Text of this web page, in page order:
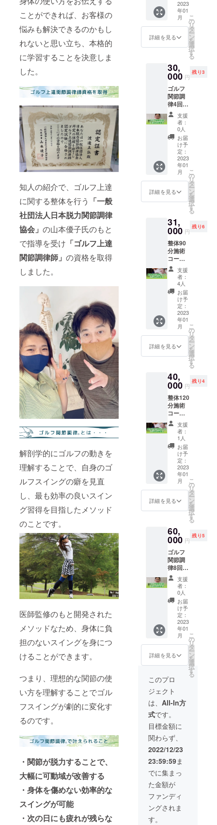
ことができれば、お客様の
悩みも解決できるのかもし
れないと思い立ち、本格的
に学習することを決意しま
した。
知人の紹介で、ゴルフ上達
に関する整体を行う 「一般
社団法人日本脱力関節調律
協会」 の山本優子氏のもと
で指導を受け 「ゴルフ上達
関節調律師」 の資格を取得
しました。
解剖学的にゴルフの動きを
理解することで、自身のゴ
ルフスイングの癖を見直
し、最も効率の良いスイン
グ習得を目指したメソッド
のことです。
医師監修のもと開発された
メソッドなため、身体に負
担のないスイングを身につ
けることができます。
つまり、理想的な関節の使
い方を理解することでゴル
フスイングが劇的に変化す
るのです。
・関節が脱力することで、
大幅に可動域が改善する
・身体を傷めない効率的な
スイングが可能
・次の日にも疲れが残らな
でのカ
ウンセ
リン
準備食2
日間、
グ3日
間、回
復食2日
間は毎
朝LINE
でその
日行う
事を配
信。 ●
酵素ド
リンク
をお送
りいた
しま
す。 名
A
720ml
封後用
冷蔵 消
費期限:
開封後
1ヶ月 ※
サポー
ト用の
公式ラ
インア
カウン
トのQR
コード
をお送
りさせ
ていた
す。 ※
原材料
加物等
の食品
表示は
お届け
商品の
ラベル
に表記
されま
す。 商
品開封
前には
必ずお
届けの
リター
ンに貼
付され
たラベ
ルや注
意書き
認くだ
さい。
なりま
す。 ※
場所は
こちら
で
2-21-
19 五
ル105 ※
法令に
基づく
医療、
診療行
為では
ござい
ませ
ん。 効
果には
個人差
がござ
ことを
予めご
い。
来店い
ただい
た際
に、
キャン
援の画
面をご
提示い
ただき
回数券
をお渡
しする
流れに
なりま
す。 ※
日時は
個別で
ご連絡
させて
いただ
きま
す。 ※
年2月28
日まで
になり
ます。
※場所：
栃木市
城内町
2-21-
19 五
反田ビ
ル105 ※
法令に
基づく
医療、
診療行
ござい
ませ
個人差
がござ
います
ことを
予めご
了承く
ださ
い。
リンク
をお渡
しさせ
ていた
だき、
期間中
は公式
アカウ
ントで
サポー
トさせ
ていた
だき、
質問を
随時ご
回答さ
せてい
ただき
ます。
ファス
ティン
グ期間
の前後
の回復
ピも配
信させ
て頂い
てお
り、女
性から
も好評
をいた
だいて
おりま
す。 ●1
週間
ファス
ティン
グ体験
ファス
ティン
ていた
だきま
す。 ①
ファス
ティン
グ開始
前に30
分程の
対面又
はリ
モート
でのカ
ウンセ
リン
グ。 ②
準備食2
日間、
ファス
間、回
復食2日
間は毎
朝LINE
でその
日行う
事を配
信。 ●
酵素ド
リンク
をお送
りいた
しま
す。 名
称:KAR
720ml
常温保
封後用
冷蔵 消
費期限:
開封後
1ヶ月 ※
サポー
ト用の
公式ラ
インア
カウン
トのQR
コード
をお送
りさせ
ていた
だきま
す。 ※
原材料
2023
年01
月
詳細を見る
こ
の
リ
タ
ー
ン
を
選
択
す
る
30,
000 円
残り3
ゴルフ
関節調
律4回分
回数券
●ゴルフ
関節調
律60分
コース
【4回分
券】ご
提供さ
せてい
ただき
ま
す。
通常価
40,000
→30,00
0円で受
けれ、
10,000
円お得
になり
ます。
※初回ご
来店い
ただい
た際
に、
キャン
プファ
イヤー
のご支
ただき
回数券
をお渡
しする
流れに
なりま
す。 ※
日時は
個別で
ご連絡
させて
いただ
きま
す。 ※
初回有
効期限
は2023
年2月28
ます。
※場所：
城内町
2-21-
19 五
反田ビ
ル105 ※
法令に
基づく
医療、
診療行
為では
ござい
ませ
果には
個人差
います
ことを
予めご
了承く
い。
支援
者：
0人
お届
け予
定：
2023
年01
月
詳細を見る
こ
の
リ
タ
ー
ン
を
選
択
す
る
31,
000 円
残り6
整体90
分施術
コース
【5回分
回数
券】 ●
プロの
ほぐし
での施
術60分
コース
【5回分
券】ご
提供さ
せてい
ただき
す。
通常価
格
33,000
→31,00
0円で受
けれ、
2,000円
お得に
なりま
す。 ※
初回ご
来店い
ただい
た際
に、
キャン
援の画
面をご
提示い
ただき
回数券
をお渡
しする
流れに
なりま
す ※日
時は個
別でご
連絡さ
せてい
ただき
ます。
※初回有
年2月28
になり
ます。
※場所：
栃木市
城内町
2-21-
19 五
反田ビ
法令に
基づく
医療、
診療行
為では
ござい
ませ
支援
者：
4人
お届
け予
定：
2023
年01
月
詳細を見る
こ
の
リ
タ
ー
ン
を
選
択
す
る
40,
000 円
残り4
整体120
分施術
コース5
回分回
数券 ●
プロの
ほぐし
での施
術120分
コース
【5回分
券】ご
提供さ
せてい
ただき
ま
通常価
格
43,000
→40,00
0円で受
けれ、
3,000円
お得に
なりま
す。 ※
初回ご
来店い
ただい
た際
に、
キャン
プファ
援の画
面をご
提示い
ただき
回数券
をお渡
しする
流れに
なりま
す。 ※
日時は
個別で
ご連絡
させて
いただ
きま
す。 ※
初回有
支援
者：
1人
お届
け予
定：
2023
年01
月
詳細を見る
こ
の
リ
タ
ー
ン
を
選
択
す
る
60,
000 円
残り5
ゴルフ
関節調
律8回分
回数券
●ゴルフ
関節調
律60分
コース
【8回分
券】ご
提供さ
せてい
ただき
ま
す。
通常価
格
80,000
→60,00
0円で受
けれ、
20,000
円お得
になり
ます。
※初回ご
来店い
ただい
た際
に、
キャン
プファ
イヤー
のご支
支援
者：
0人
お届
け予
定：
2023
年01
月
詳細を見る
こ
の
リ
タ
ー
ン
を
選
択
す
る
このプロ
ジェクト
は、 All-In方
式です。
目標金額に
関わらず、
2022/12/23
23:59:59ま
でに集まっ
た金額が
ファンディ
ングされま
す。